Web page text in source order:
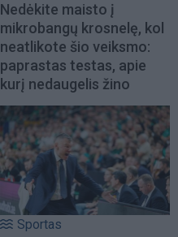
Nedėkite maisto į
mikrobangų krosnelę, kol
neatlikote šio veiksmo:
paprastas testas, apie
kurį nedaugelis žino
Sportas